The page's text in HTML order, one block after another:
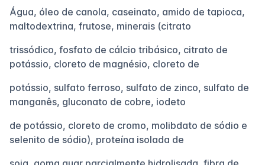
Água, óleo de canola, caseinato, amido de tapioca,
maltodextrina, frutose, minerais (citrato
trissódico, fosfato de cálcio tribásico, citrato de
potássio, cloreto de magnésio, cloreto de
potássio, sulfato ferroso, sulfato de zinco, sulfato de
manganês, gluconato de cobre, iodeto
de potássio, cloreto de cromo, molibdato de sódio e
selenito de sódio), proteína isolada de